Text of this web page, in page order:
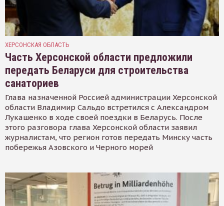
ХЕРСОНСКАЯ ОБЛАСТЬ
Часть Херсонской области предложили
передать Беларуси для строительства
санаториев
Глава назначенной Россией администрации Херсонской
области Владимир Сальдо встретился с Александром
Лукашенко в ходе своей поездки в Беларусь. После
этого разговора глава Херсонской области заявил
журналистам, что регион готов передать Минску часть
побережья Азовского и Черного морей